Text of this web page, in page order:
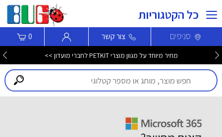
כל הקטגוריות
סניפים צור קשר 0
מחיר מיוחד על מגוון מוצרי PETKIT לחברי מועדון >>